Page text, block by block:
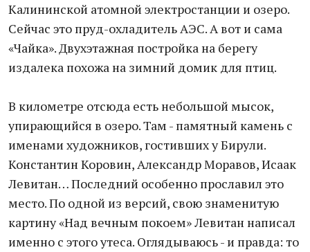
Калининской атомной электростанции и озеро.
Сейчас это пруд-охладитель АЭС. А вот и сама
«Чайка». Двухэтажная постройка на берегу
издалека похожа на зимний домик для птиц.
В километре отсюда есть небольшой мысок,
упирающийся в озеро. Там - памятный камень с
именами художников, гостивших у Бирули.
Константин Коровин, Александр Моравов, Исаак
Левитан… Последний особенно прославил это
место. По одной из версий, свою знаменитую
картину «Над вечным покоем» Левитан написал
именно с этого утеса. Оглядываюсь - и правда: то